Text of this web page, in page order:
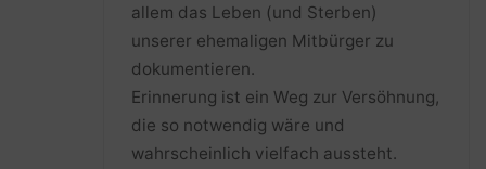
allem das Leben (und Sterben)
unserer ehemaligen Mitbürger zu
dokumentieren.
Erinnerung ist ein Weg zur Versöhnung,
die so notwendig wäre und
wahrscheinlich vielfach aussteht.